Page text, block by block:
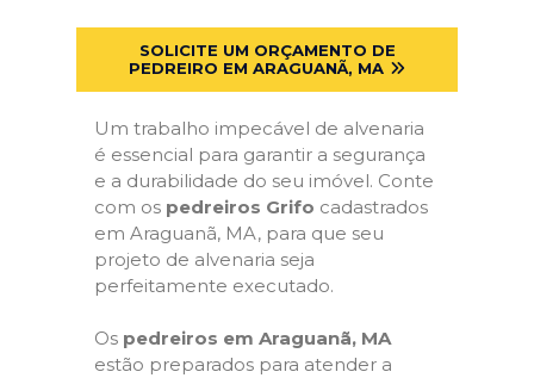
SOLICITE UM ORÇAMENTO DE
PEDREIRO EM ARAGUANÃ, MA
Um trabalho impecável de alvenaria
é essencial para garantir a segurança
e a durabilidade do seu imóvel. Conte
com os pedreiros Grifo cadastrados
em Araguanã, MA, para que seu
projeto de alvenaria seja
perfeitamente executado.
Os pedreiros em Araguanã, MA
estão preparados para atender a